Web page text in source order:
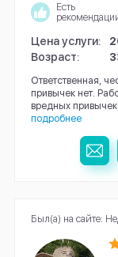
Есть
Цена услуги:
Возраст:
Ответственная,
привычек нет.
вредных привычек
подробнее
Был(а) на сайте: